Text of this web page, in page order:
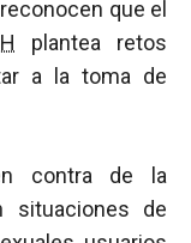
que el
plantea retos
a la toma de
contra de la
situaciones de